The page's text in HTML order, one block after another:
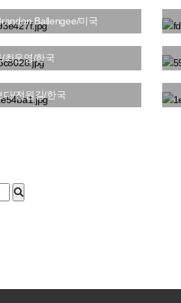
Ballengee/미국
최운영/한국
다/전원길/한국